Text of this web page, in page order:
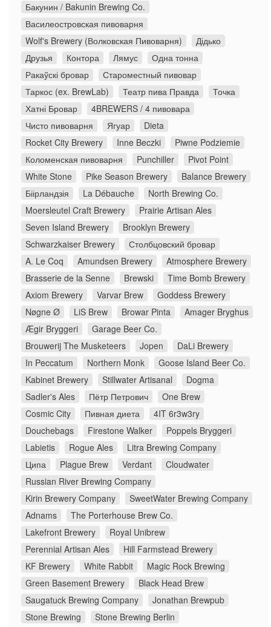
Бакунин / Bakunin Brewing Co.
Василеостровская пивоварня
Wolf's Brewery (Волковская Пивоварня)
Дідько
Друзья
Контора Лямус
Одна тонна
Ракаўскі бровар
Староместный пивовар
Таркос (ex. BrewLab)
Театр пива Правда
Точка
Хатні Бровар
4BREWERS / 4 пивовара
Чисто пивоварня
Ягуар
Dieta
Rocket City Brewery
Inne Beczki
Piwne Podziemie
Коломенская пивоварня
Punchiller
Pivot Point
White Stone
Pike Season Brewery
Balance Brewery
Біірландзія
La Débauche
North Brewing Co.
Moersleutel Craft Brewery
Prairie Artisan Ales
Seven Island Brewery
Brooklyn Brewery
Schwarzkaiser Brewery
Столбцовский бровар
A. Le Coq
Amundsen Brewery
Atmosphere Brewery
Brasserie de la Senne
Brewski
Time Bomb Brewery
Axiom Brewery
Varvar Brew
Goddess Brewery
Nøgne Ø
LiS Brew Browar Pinta
Amager Bryghus
Ægir Bryggeri
Garage Beer Co.
Brouwerij The Musketeers
Jopen
DaLi Brewery
In Peccatum
Northern Monk
Goose Island Beer Co.
Kabinet Brewery
Stillwater Artisanal
Dogma
Sadler's Ales
Пётр Петрович
One Brew
Cosmic City
Пивная диета
4IT 6r3w3ry
Douchebags
Firestone Walker
Poppels Bryggeri
Labietis
Rogue Ales
Litra Brewing Company
Ципа
Plague Brew Verdant
Cloudwater
Russian River Brewing Company
Kirin Brewery Company
SweetWater Brewing Company
Adnams
The Porterhouse Brew Co.
Lakefront Brewery
Royal Unibrew
Perennial Artisan Ales
Hill Farmstead Brewery
KF Brewery
White Rabbit
Magic Rock Brewing
Green Basement Brewery
Black Head Brew
Saugatuck Brewing Company
Jonathan Brewpub
Stone Brewing
Stone Brewing Berlin